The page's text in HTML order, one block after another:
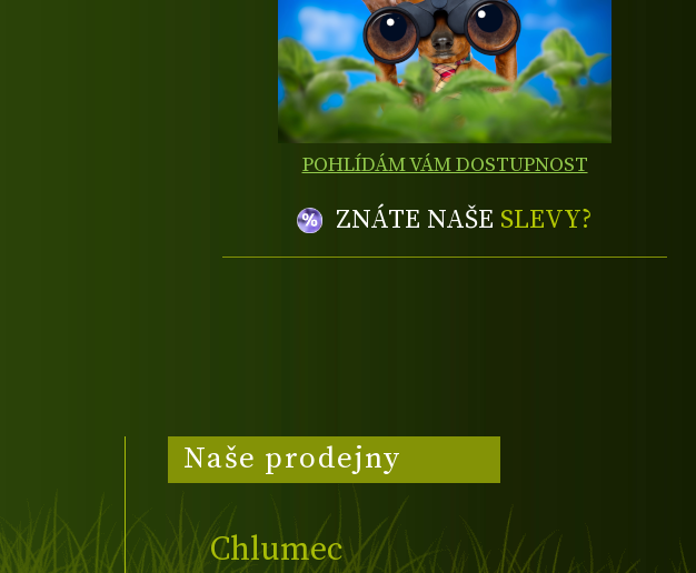
POHLÍDÁM VÁM DOSTUPNOST
ZNÁTE NAŠE SLEVY?
Naše prodejny
Chlumec